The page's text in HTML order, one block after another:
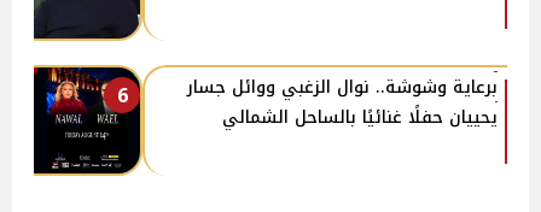
6
برعاية وشوشة.. نوال الزغبي ووائل جسار
يحييان حفلًا غنائيًا بالساحل الشمالي